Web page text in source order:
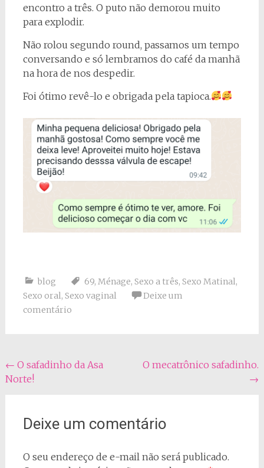
encontro a três. O puto não demorou muito
para explodir.
Não rolou segundo round, passamos um tempo
conversando e só lembramos do café da manhã
na hora de nos despedir.
Foi ótimo revê-lo e obrigada pela tapioca.
blog 69, Ménage, Sexo a três, Sexo Matinal,
Sexo oral, Sexo vaginal
Deixe um
comentário
Navegação
do
← O safadinho da Asa
Norte!
O mecatrônico safadinho.
→
Deixe um comentário
O seu endereço de e-mail não será publicado.